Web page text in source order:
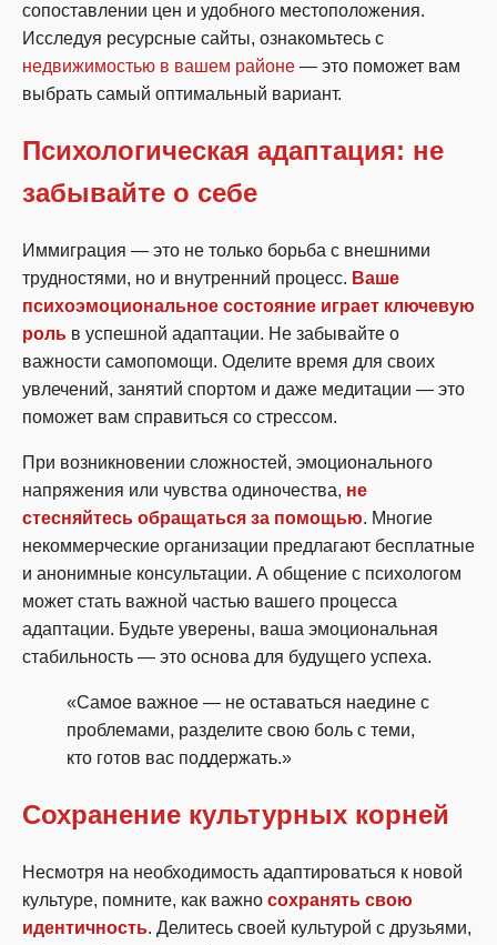
сопоставлении цен и удобного местоположения.
Исследуя ресурсные сайты, ознакомьтесь с
недвижимостью в вашем районе — это поможет вам
выбрать самый оптимальный вариант.
Психологическая адаптация: не
забывайте о себе
Иммиграция — это не только борьба с внешними
трудностями, но и внутренний процесс. Ваше
психоэмоциональное состояние играет ключевую
роль в успешной адаптации. Не забывайте о
важности самопомощи. Оделите время для своих
увлечений, занятий спортом и даже медитации — это
поможет вам справиться со стрессом.
При возникновении сложностей, эмоционального
напряжения или чувства одиночества, не
стесняйтесь обращаться за помощью. Многие
некоммерческие организации предлагают бесплатные
и анонимные консультации. А общение с психологом
может стать важной частью вашего процесса
адаптации. Будьте уверены, ваша эмоциональная
стабильность — это основа для будущего успеха.
«Самое важное — не оставаться наедине с
проблемами, разделите свою боль с теми,
кто готов вас поддержать.»
Сохранение культурных корней
Несмотря на необходимость адаптироваться к новой
культуре, помните, как важно сохранять свою
идентичность. Делитесь своей культурой с друзьями,